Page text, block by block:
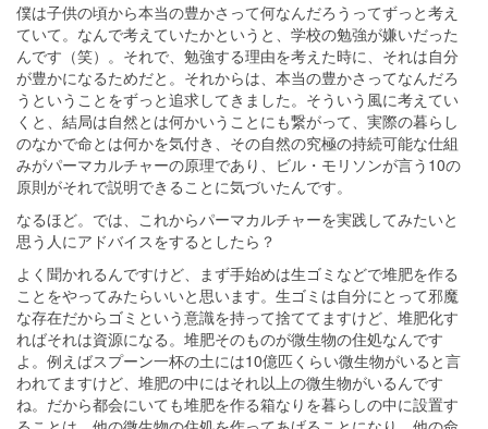
僕は子供の頃から本当の豊かさって何なんだろうってずっと考え
ていて。なんで考えていたかというと、学校の勉強が嫌いだった
んです（笑）。それで、勉強する理由を考えた時に、それは自分
が豊かになるためだと。それからは、本当の豊かさってなんだろ
うということをずっと追求してきました。そういう風に考えてい
くと、結局は自然とは何かいうことにも繋がって、実際の暮らし
のなかで命とは何かを気付き、その自然の究極の持続可能な仕組
みがパーマカルチャーの原理であり、ビル・モリソンが言う10の
原則がそれで説明できることに気づいたんです。
なるほど。では、これからパーマカルチャーを実践してみたいと
思う人にアドバイスをするとしたら？
よく聞かれるんですけど、まず手始めは生ゴミなどで堆肥を作る
ことをやってみたらいいと思います。生ゴミは自分にとって邪魔
な存在だからゴミという意識を持って捨ててますけど、堆肥化す
ればそれは資源になる。堆肥そのものが微生物の住処なんです
よ。例えばスプーン一杯の土には10億匹くらい微生物がいると言
われてますけど、堆肥の中にはそれ以上の微生物がいるんです
ね。だから都会にいても堆肥を作る箱なりを暮らしの中に設置す